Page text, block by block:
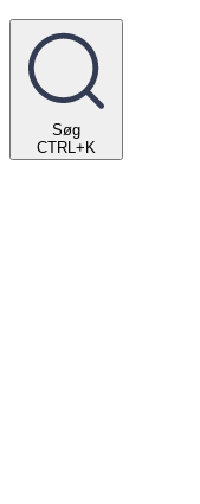
Søg
CTRL+K